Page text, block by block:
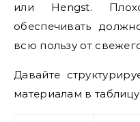
или Hengst.
обеспечивать
всю пользу от
Давайте
материалам в